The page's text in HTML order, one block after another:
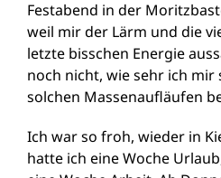
Festabend in der
weil mir der Lärm und die
letzte bisschen Energie
noch nicht, wie sehr ich mir
solchen Massenaufläufen
Ich war so froh, wieder in
hatte ich eine Woche